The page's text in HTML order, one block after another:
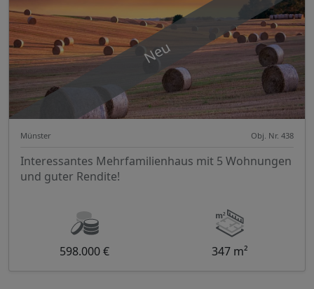
Neu
Münster Obj. Nr. 438
Interessantes Mehrfamilienhaus mit 5 Wohnungen
und guter Rendite!
598.000 € 347 m²